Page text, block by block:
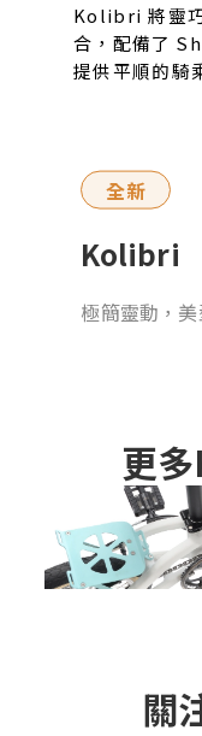
Kolibri 將靈
合，配備了
提供平順的騎
全新
Kolibri
極簡靈動，
更
關